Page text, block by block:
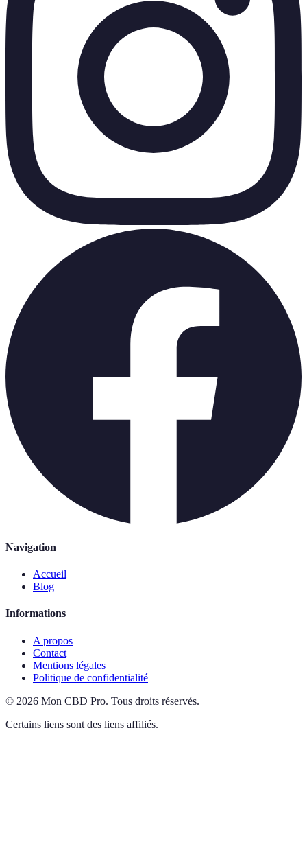
Navigation
Accueil
Blog
Informations
A propos
Contact
Mentions légales
Politique de confidentialité
© 2026 Mon CBD Pro. Tous droits réservés.
Certains liens sont des liens affiliés.